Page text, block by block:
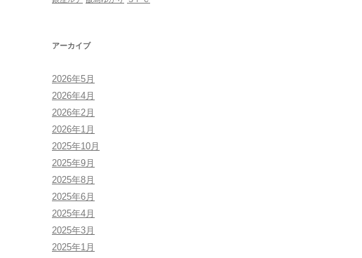
アーカイブ
2026年5月
2026年4月
2026年2月
2026年1月
2025年10月
2025年9月
2025年8月
2025年6月
2025年4月
2025年3月
2025年1月